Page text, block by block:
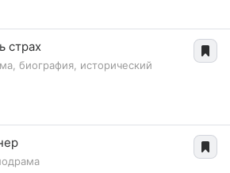
страх
биография, исторический